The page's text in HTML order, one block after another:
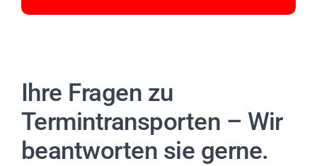
Ihre Fragen zu
Termintransporten – Wir
beantworten sie gerne.